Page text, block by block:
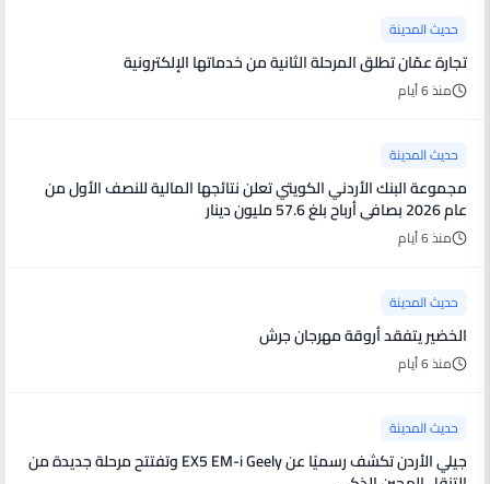
حديث المدينة
تجارة عمّان تطلق المرحلة الثانية من خدماتها الإلكترونية
منذ 6 أيام
حديث المدينة
مجموعة البنك الأردني الكويتي تعلن نتائجها المالية للنصف الأول من
عام 2026 بصافي أرباح بلغ 57.6 مليون دينار
منذ 6 أيام
حديث المدينة
الخضير يتفقد أروقة مهرجان جرش
منذ 6 أيام
حديث المدينة
جيلي الأردن تكشف رسميًا عن EX5 EM-i Geely وتفتتح مرحلة جديدة من